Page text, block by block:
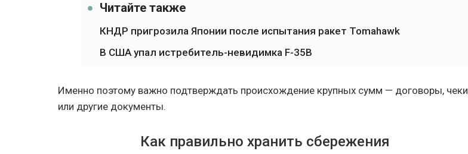
Читайте также
КНДР пригрозила Японии после испытания ракет Tomahawk
В США упал истребитель-невидимка F-35B
Именно поэтому важно подтверждать происхождение крупных сумм — договоры, чеки
или другие документы.
Как правильно хранить сбережения